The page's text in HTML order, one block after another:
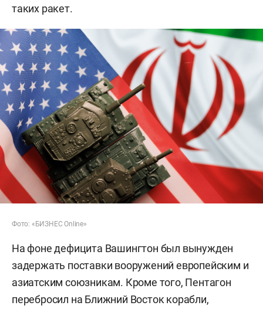
таких ракет.
Фото: «БИЗНЕС Online»
На фоне дефицита Вашингтон был вынужден
задержать поставки вооружений европейским и
азиатским союзникам. Кроме того, Пентагон
перебросил на Ближний Восток корабли,